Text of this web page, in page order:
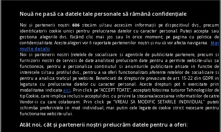
Radu COSAŞU
Nouă ne pasă ca datele tale personale să rămână confidențiale
Noi și partenerii noștri606 stocăm și/sau accesăm informații pe dispozitivul dvs., precum
identificatorii cookie unici pentru prelucrarea datelor cu caracter personal. Puteți accepta sau
gestiona alegerile dvs. făcând clic mai jos sau în orice moment, pe pagina cu politica de
confidențialitate. Aceste alegeri vor fi raportate partenerilor noștri și nu vă vor afecta navigarea.
Mai
multe detalii
Noi si partenerii nostri (retelele de socializare si agentiile de publicitate partenere, precum si
furnizorii nostri de servicii de date analitice) prelucram date pentru a permite website-ului sa
functioneze, pentru a personaliza continutul si anunturile publicitare afisate in functie de
interesele si/sau profilul dvs., pentru a va oferi functionalitati aferente retelelor de socializare si
pentru a analiza traficul pe website. Beneficiati de drepturile prevazute de art. 15-22 din GDPR in
legatura cu prelucrarea datelor cu caracter personal. Aceste drepturi pot fi exercitate prin
modalitatea indicataaici
. Prin click pe “ACCEPT TOATE”, acceptati folosirea tuturor Tehnologiilor de
tip Cookie, care implica inclusiv acceptul dvs. cu privire la stocarea/accesarea informatiilor de catre
Vendor-ii cu care colaboram. Prin click pe “VREAU SA MODIFIC SETARILE INDIVIDUAL” puteti
schimba preferintele in mod individual, mai putin cele legate de cookie strict necesare pentru
functionarea website-ului.
Atât noi, cât și partenerii noștri prelucrăm datele pentru a oferi: